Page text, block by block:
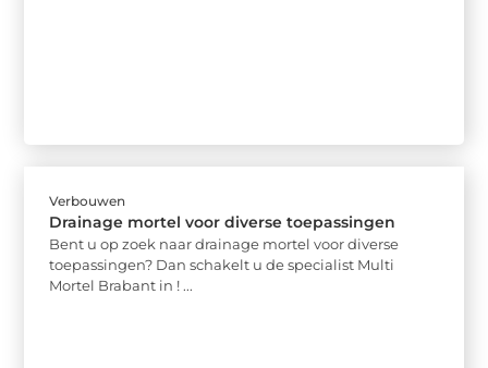
Verbouwen
Drainage mortel voor diverse toepassingen
Bent u op zoek naar drainage mortel voor diverse
toepassingen? Dan schakelt u de specialist Multi
Mortel Brabant in ! ...